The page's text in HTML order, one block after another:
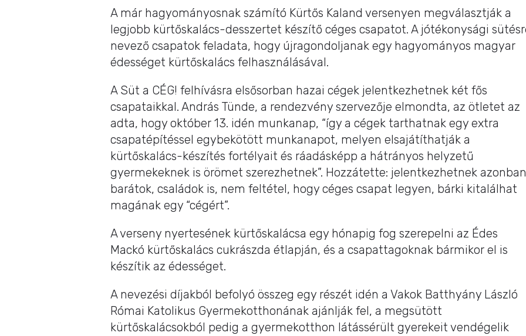
A már hagyományosnak számító Kürtős Kaland versenyen megválasztják a
legjobb kürtőskalács-desszertet készítő céges csapatot. A jótékonysági
nevező csapatok feladata, hogy újragondoljanak egy hagyományos magyar
édességet kürtőskalács felhasználásával.
A Süt a CÉG! felhívásra elsősorban hazai cégek jelentkezhetnek két fős
csapataikkal. András Tünde, a rendezvény szervezője elmondta, az ötletet az
adta, hogy október 13. idén munkanap, “így a cégek tarthatnak egy extra
csapatépítéssel egybekötött munkanapot, melyen elsajátíthatják a
kürtőskalács-készítés fortélyait és ráadásképp a hátrányos helyzetű
gyermekeknek is örömet szerezhetnek”. Hozzátette: jelentkezhetnek azonban
barátok, családok is, nem feltétel, hogy céges csapat legyen, bárki kitalálhat
magának egy “cégért”.
A verseny nyertesének kürtőskalácsa egy hónapig fog szerepelni az Édes
Mackó kürtőskalács cukrászda étlapján, és a csapattagoknak bármikor el is
készítik az édességet.
A nevezési díjakból befolyó összeg egy részét idén a Vakok Batthyány László
Római Katolikus Gyermekotthonának ajánlják fel, a megsütött
kürtőskalácsokból pedig a gyermekotthon látássérült gyerekeit vendégelik